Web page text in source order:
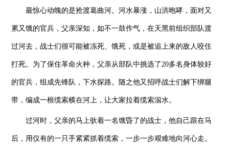
最惊心动魄的是抢渡葛曲河。河水暴涨，山洪咆哮，面对又
累又饿的官兵，父亲深知，如不一鼓作气，在天黑前组织部队渡
过河去，战士们很可能被冻死、饿死，或是被追上来的敌人咬住
打死。为了保住革命火种，父亲从部队中挑选了20多名身体较好
的官兵，组成先锋队，下水探路。随之他又招呼战士们解下绑腿
带，编成一根缆索横在河上，让大家拉着缆索泅水。
过河时，父亲的马上驮着一名饿昏了的战士，他自己跟在马
后，用仅有的一只手紧紧抓着缆索，一步一步艰难地向河心走。